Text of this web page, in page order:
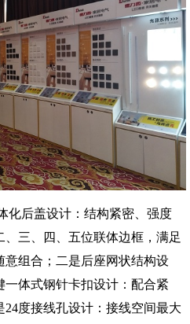
化后盖设计：结构紧密、强度
三、四、五位联体边框，满足
组合；二是后座网状结构设
体式钢针卡扣设计：配合紧
度接线孔设计：接线空间最大